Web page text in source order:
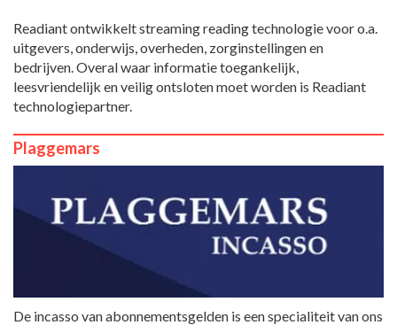
Readiant ontwikkelt streaming reading technologie voor o.a.
uitgevers, onderwijs, overheden, zorginstellingen en
bedrijven. Overal waar informatie toegankelijk,
leesvriendelijk en veilig ontsloten moet worden is Readiant
technologiepartner.
Plaggemars
De incasso van abonnementsgelden is een specialiteit van ons